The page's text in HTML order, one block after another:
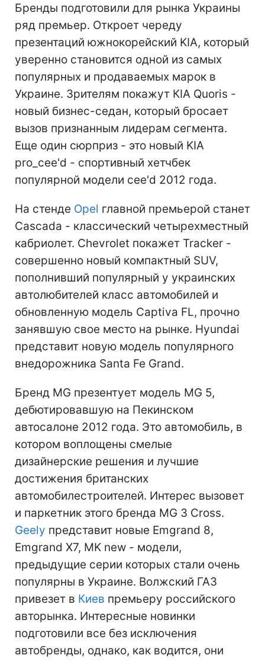
Бренды подготовили для рынка Украины
ряд премьер. Откроет череду
презентаций южнокорейский KIA, который
уверенно становится одной из самых
популярных и продаваемых марок в
Украине. Зрителям покажут КІА Quoris -
новый бизнес-седан, который бросает
вызов признанным лидерам сегмента.
Еще один сюрприз - это новый KIA
pro_cee'd - спортивный хетчбек
популярной модели cee'd 2012 года.
На стенде Opel главной премьерой станет
Cascada - классический четырехместный
кабриолет. Chevrolet покажет Tracker -
совершенно новый компактный SUV,
пополнивший популярный у украинских
автолюбителей класс автомобилей и
обновленную модель Captiva FL, прочно
занявшую свое место на рынке. Hyundai
представит новую модель популярного
внедорожника Santa Fe Grand.
Бренд MG презентует модель MG 5,
дебютировавшую на Пекинском
автосалоне 2012 года. Это автомобиль, в
котором воплощены смелые
дизайнерские решения и лучшие
достижения британских
автомобилестроителей. Интерес вызовет
и паркетник этого бренда MG 3 Cross.
Geely представит новые Emgrand 8,
Emgrand X7, MK new - модели,
предыдущие серии которых стали очень
популярны в Украине. Волжский ГАЗ
привезет в Киев премьеру российского
авторынка. Интересные новинки
подготовили все без исключения
автобренды, однако, как водится, они